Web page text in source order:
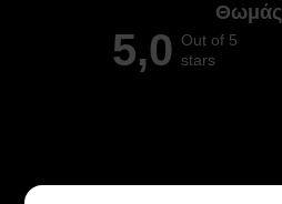
Θωμάς
5,0 Out of 5
stars